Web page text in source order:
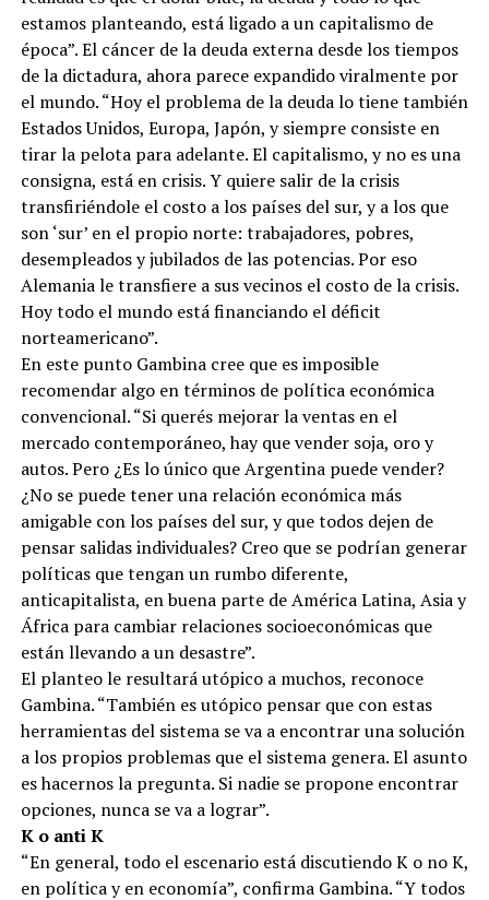
estamos planteando, está ligado a un capitalismo de
época”. El cáncer de la deuda externa desde los tiempos
de la dictadura, ahora parece expandido viralmente por
el mundo. “Hoy el problema de la deuda lo tiene también
Estados Unidos, Europa, Japón, y siempre consiste en
tirar la pelota para adelante. El capitalismo, y no es una
consigna, está en crisis. Y quiere salir de la crisis
transfiriéndole el costo a los países del sur, y a los que
son ‘sur’ en el propio norte: trabajadores, pobres,
desempleados y jubilados de las potencias. Por eso
Alemania le transfiere a sus vecinos el costo de la crisis.
Hoy todo el mundo está financiando el déficit
norteamericano”.
En este punto Gambina cree que es imposible
recomendar algo en términos de política económica
convencional. “Si querés mejorar la ventas en el
mercado contemporáneo, hay que vender soja, oro y
autos. Pero ¿Es lo único que Argentina puede vender?
¿No se puede tener una relación económica más
amigable con los países del sur, y que todos dejen de
pensar salidas individuales? Creo que se podrían generar
políticas que tengan un rumbo diferente,
anticapitalista, en buena parte de América Latina, Asia y
África para cambiar relaciones socioeconómicas que
están llevando a un desastre”.
El planteo le resultará utópico a muchos, reconoce
Gambina. “También es utópico pensar que con estas
herramientas del sistema se va a encontrar una solución
a los propios problemas que el sistema genera. El asunto
es hacernos la pregunta. Si nadie se propone encontrar
opciones, nunca se va a lograr”.
K o anti K
“En general, todo el escenario está discutiendo K o no K,
en política y en economía”, confirma Gambina. “Y todos